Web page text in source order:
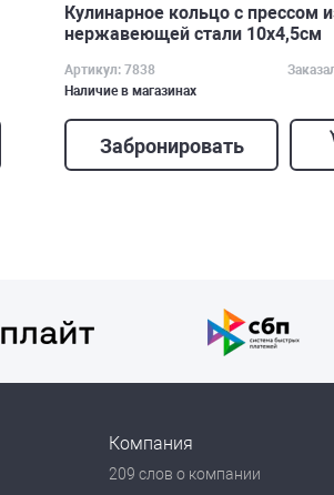
Кулинарное кольцо с прессом
нержавеющей стали 10x4,5см
Артикул: 7838
Наличие в магазинах
Забронировать
Компания
209 слов о компании